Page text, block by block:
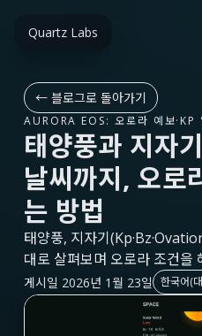
Quartz Labs
← 블로그로 돌아가기
AURORA EOS: 오로라 예보·KP
태양풍과 지자
날씨까지, 오로
는 방법
태양풍, 지자기
대로 살펴보며 오로라 조건을
게시일 2026년 1월 23일 한국어(